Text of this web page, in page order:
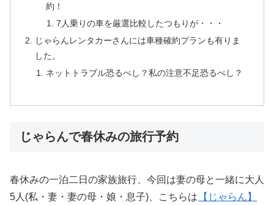
約！
7人乗りの車を厳選比較したつもりが・・・
じゃらんレンタカーさんには車種確約プランも有りま
した。
ネットトラブル恐るべし？私の注意不足恐るべし？
じゃらんで春休みの旅行予約
春休みの一泊二日の家族旅行、今回は妻の母と一緒に大人
5人(私・妻・妻の母・娘・息子)、こちらは
【じゃらん】